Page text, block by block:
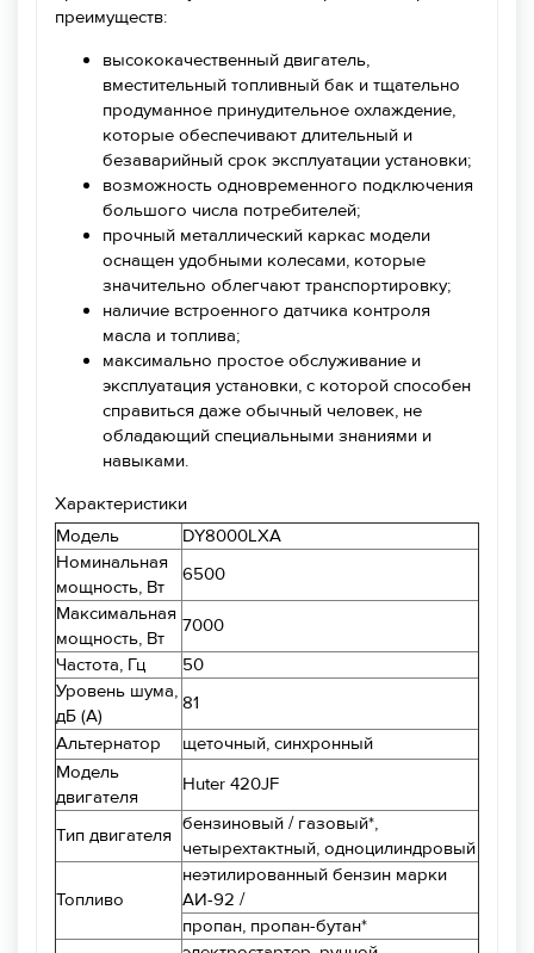
преимуществ:
высококачественный двигатель,
вместительный топливный бак и тщательно
продуманное принудительное охлаждение,
которые обеспечивают длительный и
безаварийный срок эксплуатации установки;
возможность одновременного подключения
большого числа потребителей;
прочный металлический каркас модели
оснащен удобными колесами, которые
значительно облегчают транспортировку;
наличие встроенного датчика контроля
масла и топлива;
максимально простое обслуживание и
эксплуатация установки, с которой способен
справиться даже обычный человек, не
обладающий специальными знаниями и
навыками.
Характеристики
Модель
DY8000LXA
Номинальная
мощность, Вт
6500
Максимальная
мощность, Вт
7000
Частота, Гц
50
Уровень шума,
дБ (А)
81
Альтернатор
щеточный, синхронный
Модель
двигателя
Huter 420JF
Тип двигателя
бензиновый / газовый*,
четырехтактный, одноцилиндровый
Топливо
неэтилированный бензин марки
АИ-92 /
пропан, пропан-бутан*